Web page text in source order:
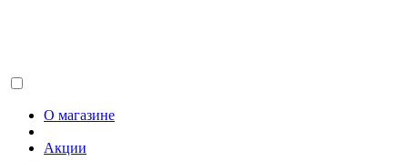
О магазине
Акции